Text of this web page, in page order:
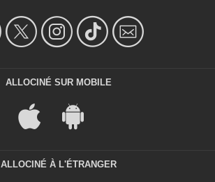
ALLOCINÉ SUR MOBILE
ALLOCINÉ À L'ÉTRANGER